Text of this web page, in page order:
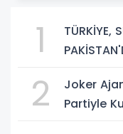
1
TÜRKİYE,
2
Joker
Partiyle